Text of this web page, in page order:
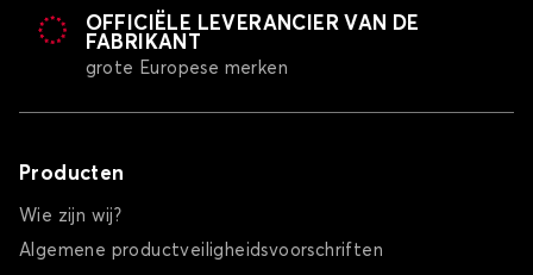
OFFICIËLE LEVERANCIER VAN DE
FABRIKANT
grote Europese merken
Producten
Wie zijn wij?
Algemene productveiligheidsvoorschriften